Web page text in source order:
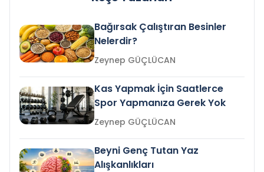
Bağırsak Çalıştıran Besinler
Nelerdir?
Zeynep GÜÇLÜCAN
Kas Yapmak İçin Saatlerce
Spor Yapmanıza Gerek Yok
Zeynep GÜÇLÜCAN
Beyni Genç Tutan Yaz
Alışkanlıkları